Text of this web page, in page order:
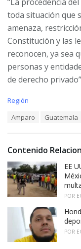
toda situación que
amenaza,
Constitución y las
reconocen, ya sea
personas y
de derecho
C
r
i
e
s
Región
:
Amparo Guatemala
Contenido
EE
POR
POR